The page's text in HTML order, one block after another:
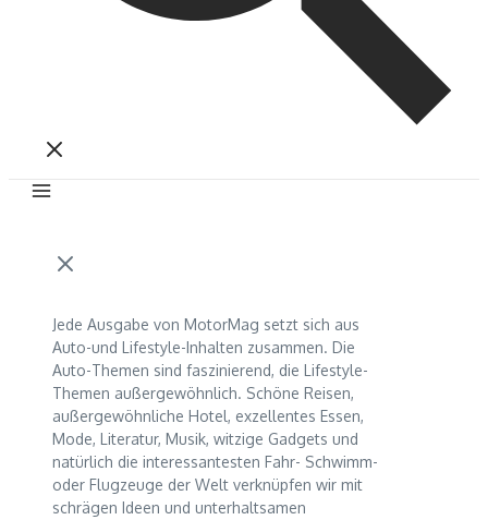
Jede Ausgabe von MotorMag setzt sich aus
Auto-und Lifestyle-Inhalten zusammen. Die
Auto-Themen sind faszinierend, die Lifestyle-
Themen außergewöhnlich. Schöne Reisen,
außergewöhnliche Hotel, exzellentes Essen,
Mode, Literatur, Musik, witzige Gadgets und
natürlich die interessantesten Fahr- Schwimm-
oder Flugzeuge der Welt verknüpfen wir mit
schrägen Ideen und unterhaltsamen